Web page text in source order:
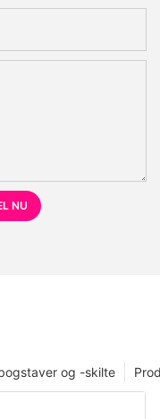
NU
og -skilte